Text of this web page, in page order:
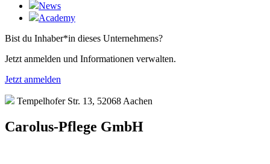
News
Academy
Bist du Inhaber*in dieses Unternehmens?
Jetzt anmelden und Informationen verwalten.
Jetzt anmelden
Tempelhofer Str. 13, 52068 Aachen
Carolus-Pflege GmbH